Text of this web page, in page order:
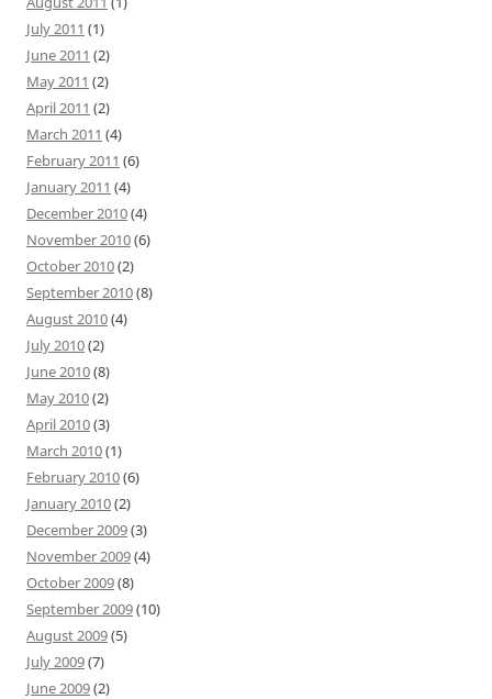
July 2011 (1)
June 2011 (2)
May 2011 (2)
April 2011 (2)
March 2011 (4)
February 2011 (6)
January 2011 (4)
December 2010(4)
November 2010(6)
October 2010(2)
September 2010(8)
August 2010(4)
July 2010(2)
June 2010(8)
May 2010(2)
April 2010(3)
March 2010(1)
February 2010(6)
January 2010(2)
December 2009(3)
November 2009(4)
October 2009(8)
September 2009(10)
August 2009(5)
July 2009(7)
June 2009(2)